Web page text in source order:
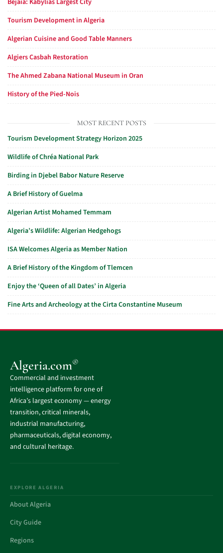
Bejaia: Kabylias Largest City
Tourism Development in Algeria
Algerian Cuisine and Good Table Manners
Algiers Casbah Restoration
The Ahmed Zabana National Museum in Oran
History of the Pied-Nois
MOST RECENT POSTS
Tourism Development Strategy Horizon 2025
Wildlife of Chréa National Park
Birding in Djebel Babor Nature Reserve
A Brief History of Guelma
Algerian Artist Mohamed Temmam
Algeria’s Wildlife: Algerian Hedgehogs
ISA Welcomes Algeria as Member Nation
A Brief History of the Kingdom of Tlemcen
Enjoy the ‘Queen of all Dates’ in Algeria
Fine Arts and Archeology at the Cirta Constantine Museum
Algeria.com®
Commercial and investment
intelligence platform for one of
Africa’s largest economy — energy
transition, critical minerals,
industrial manufacturing,
pharmaceuticals, digital economy,
and cultural heritage.
EXPLORE ALGERIA
About Algeria
City Guide
Regions